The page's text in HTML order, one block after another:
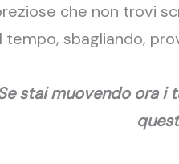
che non trovi
tempo, sbagliando,
stai muovendo ora i